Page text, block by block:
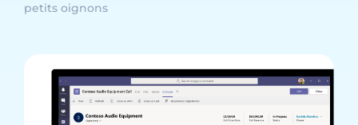
petits oignons